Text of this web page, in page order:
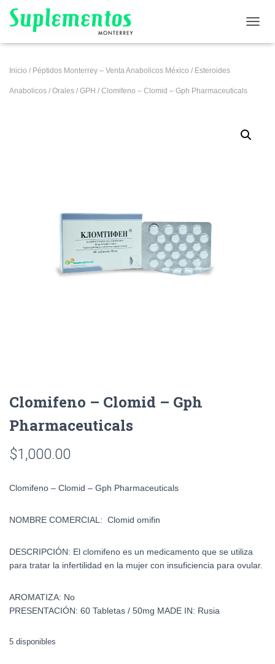
Inicio / Péptidos Monterrey – Venta Anabolicos México / Esteroides
Anabolicos / Orales / GPH / Clomifeno – Clomid – Gph Pharmaceuticals
Clomifeno – Clomid – Gph
Pharmaceuticals
$1,000.00
Clomifeno – Clomid – Gph Pharmaceuticals
NOMBRE COMERCIAL: Clomid omifin
DESCRIPCIÓN: El clomifeno es un medicamento que se utiliza
para tratar la infertilidad en la mujer con insuficiencia para ovular.
AROMATIZA: No
PRESENTACIÓN: 60 Tabletas / 50mg MADE IN: Rusia
5 disponibles